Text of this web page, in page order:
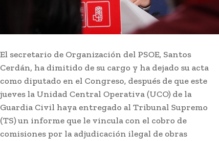
2 horas ago
El secretario de Organización del PSOE, Santos
Cerdán, ha dimitido de su cargo y ha dejado su acta
como diputado en el Congreso, después de que este
jueves la Unidad Central Operativa (UCO) de la
Guardia Civil haya entregado al Tribunal Supremo
(TS) un informe que le vincula con el cobro de
comisiones por la adjudicación ilegal de obras